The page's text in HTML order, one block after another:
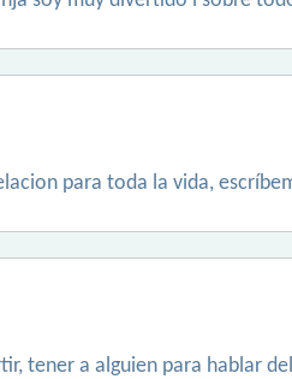
para toda la vida,
tener a alguien para hablar